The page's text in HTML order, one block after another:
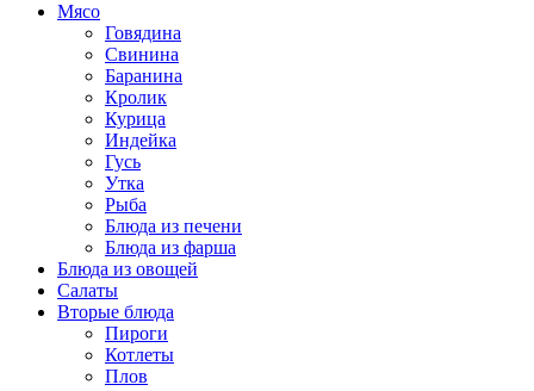
Мясо
Говядина
Свинина
Баранина
Кролик
Курица
Индейка
Гусь
Утка
Рыба
Блюда из печени
Блюда из фарша
Блюда из овощей
Салаты
Вторые блюда
Пироги
Котлеты
Плов